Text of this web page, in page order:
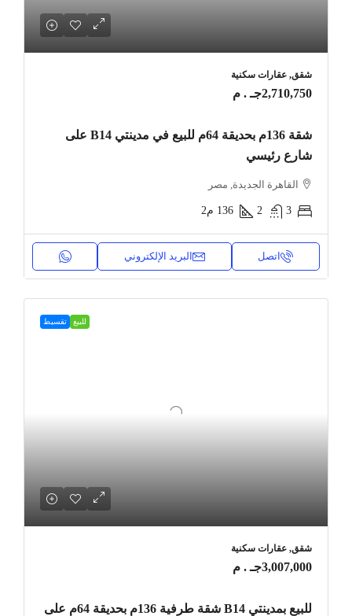
شقق, عقارات سكنية
2,710,750جـ . م
شقة 136م بحديقة 64م للبيع في مدينتي B14 على
شارع رئيسي
القاهرة الجديدة, مصر
3
2
136 م2
اتصل البريد الإلكتروني
للبيع تقسيط
شقق, عقارات سكنية
3,007,000جـ . م
للبيع بمدينتي B14 شقة طرفية 136م بحديقة 64م على